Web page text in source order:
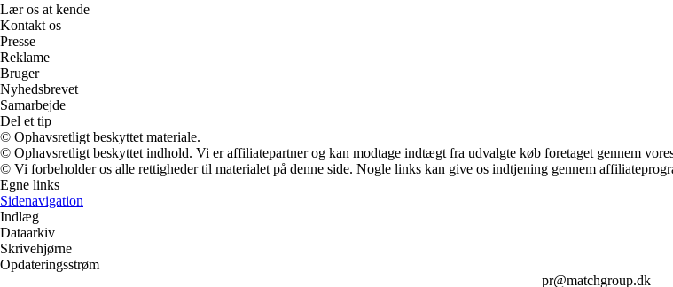
Lær os at kende
Kontakt os
Presse
Reklame
Bruger
Nyhedsbrevet
Samarbejde
Del et tip
© Ophavsretligt beskyttet materiale.
© Ophavsretligt beskyttet indhold. Vi er affiliatepartner og kan modtage indtægt fra udvalgte køb foretaget gennem
© Vi forbeholder os alle rettigheder til materialet på denne side. Nogle links kan give os indtjening gennem
Egne links
Sidenavigation
Indlæg
Dataarkiv
Skrivehjørne
Opdateringsstrøm
pr@matchgroup.dk